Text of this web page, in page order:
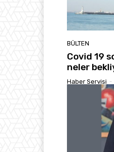
BÜLTEN
Covid 19
neler
Haber Servisi -